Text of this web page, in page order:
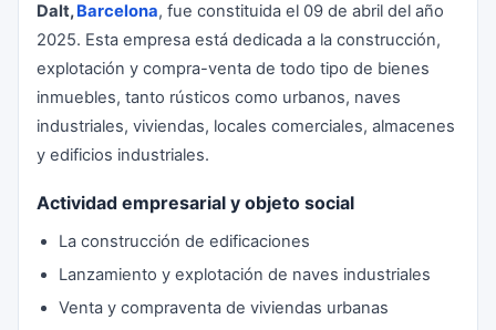
Dalt,Barcelona, fue constituida el 09 de abril del año
2025. Esta empresa está dedicada a la construcción,
explotación y compra-venta de todo tipo de bienes
inmuebles, tanto rústicos como urbanos, naves
industriales, viviendas, locales comerciales, almacenes
y edificios industriales.
Actividad empresarial y objeto social
La construcción de edificaciones
Lanzamiento y explotación de naves industriales
Venta y compraventa de viviendas urbanas